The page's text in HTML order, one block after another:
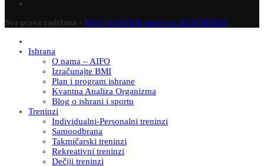
Sva prava zadržana - Klub borilačkih sportova AKADEMAC
Ishrana
O nama – AIFO
Izračunajte BMI
Plan i program ishrane
Kvantna Analiza Organizma
Blog o ishrani i sportu
Treninzi
Individualni-Personalni treninzi
Samoodbrana
Takmičarski treninzi
Rekreativni treninzi
Dečiji treninzi